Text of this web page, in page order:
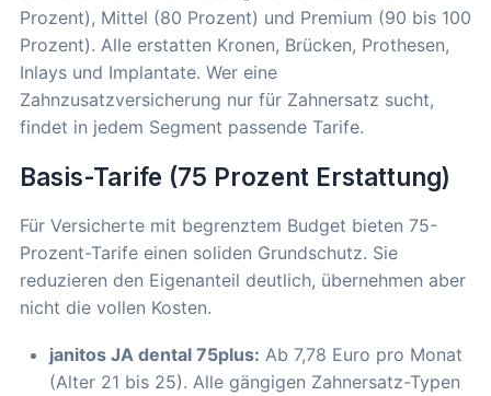
Prozent), Mittel (80 Prozent) und Premium (90 bis 100
Prozent). Alle erstatten Kronen, Brücken, Prothesen,
Inlays und Implantate. Wer eine
Zahnzusatzversicherung nur für Zahnersatz sucht,
findet in jedem Segment passende Tarife.
Basis-Tarife (75 Prozent Erstattung)
Für Versicherte mit begrenztem Budget bieten 75-
Prozent-Tarife einen soliden Grundschutz. Sie
reduzieren den Eigenanteil deutlich, übernehmen aber
nicht die vollen Kosten.
janitos JA dental 75plus: Ab 7,78 Euro pro Monat
(Alter 21 bis 25). Alle gängigen Zahnersatz-Typen